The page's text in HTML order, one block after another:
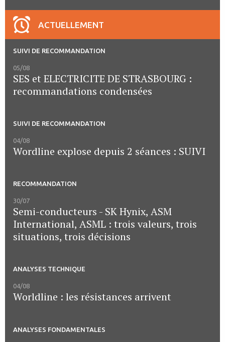
ACTUELLEMENT
SUIVI DE RECOMMANDATION
05/08
SES et ELECTRICITE DE STRASBOURG :
recommandations condensées
SUIVI DE RECOMMANDATION
04/08
Wordline explose depuis 2 séances : SUIVI
RECOMMANDATION
30/07
Semi-conducteurs - SK Hynix, ASM
International, ASML : trois valeurs, trois
situations, trois décisions
ANALYSES TECHNIQUE
04/08
Worldline : les résistances arrivent
ANALYSES FONDAMENTALES